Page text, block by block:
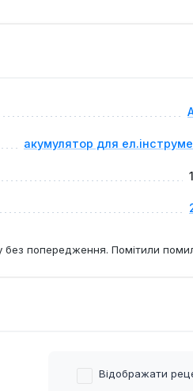
для користувачів
акумулятор для
попередження. Помітили
Відображати